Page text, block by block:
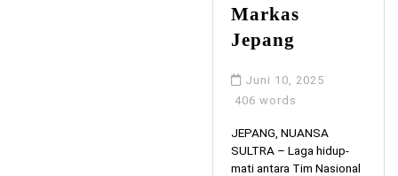
Markas
Jepang
Juni 10, 2025
406 words
JEPANG, NUANSA
SULTRA – Laga hidup-
mati antara Tim Nasional